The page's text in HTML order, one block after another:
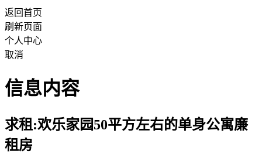
返回首页
刷新页面
个人中心
取消
信息内容
求租:欢乐家园50平方左右的单身公寓廉
租房